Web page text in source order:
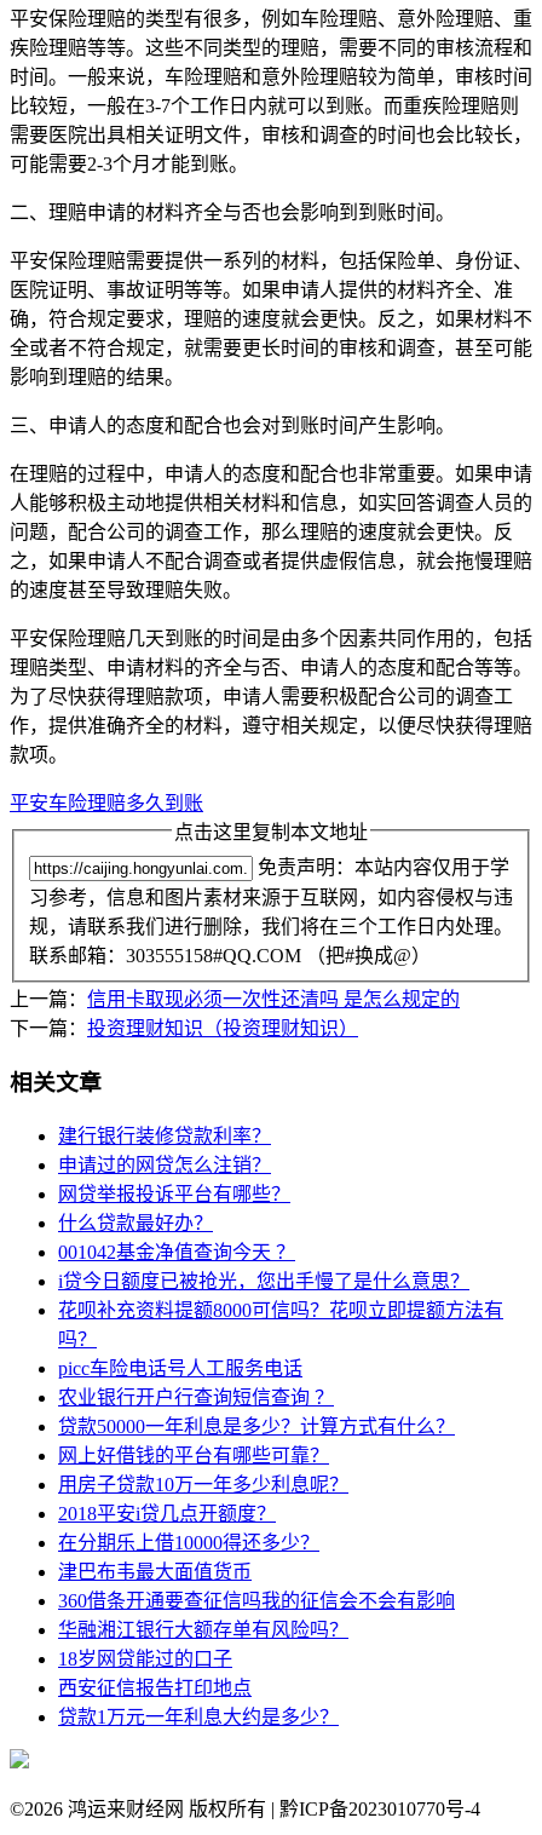
平安保险理赔的类型有很多，例如车险理赔、意外险理赔、重
疾险理赔等等。这些不同类型的理赔，需要不同的审核流程和
时间。一般来说，车险理赔和意外险理赔较为简单，审核时间
比较短，一般在3-7个工作日内就可以到账。而重疾险理赔则
需要医院出具相关证明文件，审核和调查的时间也会比较长，
可能需要2-3个月才能到账。
二、理赔申请的材料齐全与否也会影响到到账时间。
平安保险理赔需要提供一系列的材料，包括保险单、身份证、
医院证明、事故证明等等。如果申请人提供的材料齐全、准
确，符合规定要求，理赔的速度就会更快。反之，如果材料不
全或者不符合规定，就需要更长时间的审核和调查，甚至可能
影响到理赔的结果。
三、申请人的态度和配合也会对到账时间产生影响。
在理赔的过程中，申请人的态度和配合也非常重要。如果申请
人能够积极主动地提供相关材料和信息，如实回答调查人员的
问题，配合公司的调查工作，那么理赔的速度就会更快。反
之，如果申请人不配合调查或者提供虚假信息，就会拖慢理赔
的速度甚至导致理赔失败。
平安保险理赔几天到账的时间是由多个因素共同作用的，包括
理赔类型、申请材料的齐全与否、申请人的态度和配合等等。
为了尽快获得理赔款项，申请人需要积极配合公司的调查工
作，提供准确齐全的材料，遵守相关规定，以便尽快获得理赔
款项。
平安车险理赔多久到账
点击这里复制本文地址
免责声明：本站内容仅用于学
习参考，信息和图片素材来源于互联网，如内容侵权与违
规，请联系我们进行删除，我们将在三个工作日内处理。
联系邮箱：303555158#QQ.COM （把#换成@）
上一篇： 信用卡取现必须一次性还清吗 是怎么规定的
下一篇： 投资理财知识（投资理财知识）
相关文章
建行银行装修贷款利率？
申请过的网贷怎么注销？
网贷举报投诉平台有哪些？
什么贷款最好办？
001042基金净值查询今天 ？
i贷今日额度已被抢光，您出手慢了是什么意思？
花呗补充资料提额8000可信吗？花呗立即提额方法有
吗？
picc车险电话号人工服务电话
农业银行开户行查询短信查询 ？
贷款50000一年利息是多少？计算方式有什么？
网上好借钱的平台有哪些可靠？
用房子贷款10万一年多少利息呢？
2018平安i贷几点开额度？
在分期乐上借10000得还多少？
津巴布韦最大面值货币
360借条开通要查征信吗我的征信会不会有影响
华融湘江银行大额存单有风险吗？
18岁网贷能过的口子
西安征信报告打印地点
贷款1万元一年利息大约是多少？
©2026 鸿运来财经网 版权所有 | 黔ICP备2023010770号-4